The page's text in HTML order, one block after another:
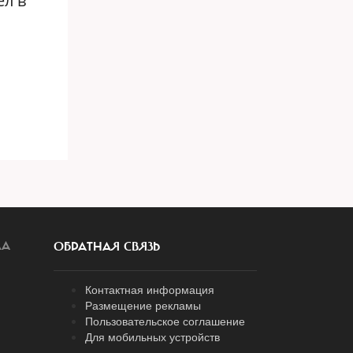
ОБРАТНАЯ СВЯЗЬ
Контактная информация
Размещение рекламы
Пользовательское соглашение
Для мобильных устройств